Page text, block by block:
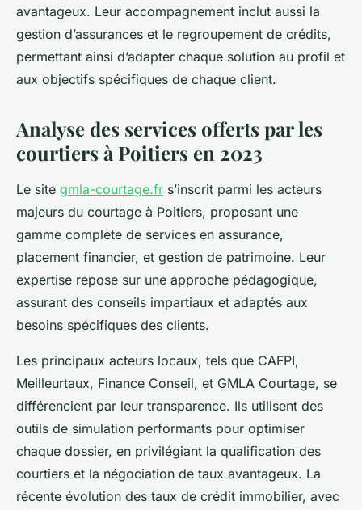
avantageux. Leur accompagnement inclut aussi la
gestion d’assurances et le regroupement de crédits,
permettant ainsi d’adapter chaque solution au profil et
aux objectifs spécifiques de chaque client.
Analyse des services offerts par les
courtiers à Poitiers en 2023
Le site gmla-courtage.fr s’inscrit parmi les acteurs
majeurs du courtage à Poitiers, proposant une
gamme complète de services en assurance,
placement financier, et gestion de patrimoine. Leur
expertise repose sur une approche pédagogique,
assurant des conseils impartiaux et adaptés aux
besoins spécifiques des clients.
Les principaux acteurs locaux, tels que CAFPI,
Meilleurtaux, Finance Conseil, et GMLA Courtage, se
différencient par leur transparence. Ils utilisent des
outils de simulation performants pour optimiser
chaque dossier, en privilégiant la qualification des
courtiers et la négociation de taux avantageux. La
récente évolution des taux de crédit immobilier, avec